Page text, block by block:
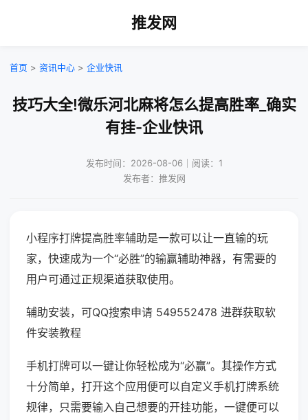
推发网
首页 > 资讯中心 > 企业快讯
技巧大全!微乐河北麻将怎么提高胜率_确实
有挂-企业快讯
发布时间：2026-08-06｜阅读：1
发布者：推发网
小程序打牌提高胜率辅助是一款可以让一直输的玩
家，快速成为一个“必胜”的输赢辅助神器，有需要的
用户可通过正规渠道获取使用。
辅助安装，可QQ搜索申请 549552478 进群获取软
件安装教程
手机打牌可以一键让你轻松成为“必赢”。其操作方式
十分简单，打开这个应用便可以自定义手机打牌系统
规律，只需要输入自己想要的开挂功能，一键便可以